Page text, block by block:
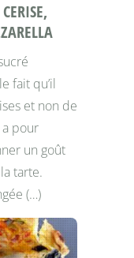
fait qu’il
et non de
a pour
un goût
tarte.
(…)